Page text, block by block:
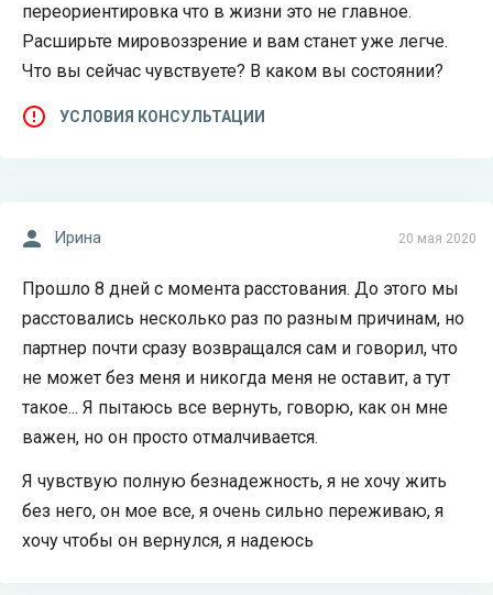
переориентировка что в жизни это не главное.
Расширьте мировоззрение и вам станет уже легче.
Что вы сейчас чувствуете? В каком вы состоянии?
УСЛОВИЯ КОНСУЛЬТАЦИИ
20 мая 2020
Ирина
Прошло 8 дней с момента расстования. До этого мы
расстовались несколько раз по разным причинам, но
партнер почти сразу возвращался сам и говорил, что
не может без меня и никогда меня не оставит, а тут
такое... Я пытаюсь все вернуть, говорю, как он мне
важен, но он просто отмалчивается.
Я чувствую полную безнадежность, я не хочу жить
без него, он мое все, я очень сильно переживаю, я
хочу чтобы он вернулся, я надеюсь